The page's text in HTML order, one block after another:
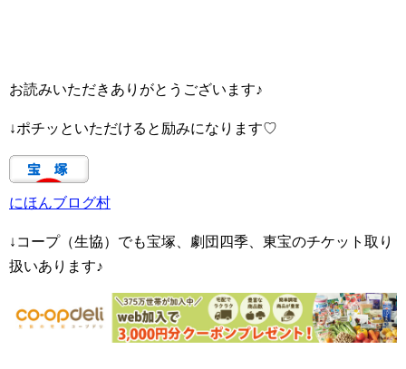
お読みいただきありがとうございます♪
↓ポチッといただけると励みになります♡
にほんブログ村
↓コープ（生協）でも宝塚、劇団四季、東宝のチケット取り
扱いあります♪